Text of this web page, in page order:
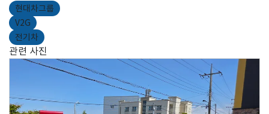
현대차그룹
V2G
전기차
관련 사진